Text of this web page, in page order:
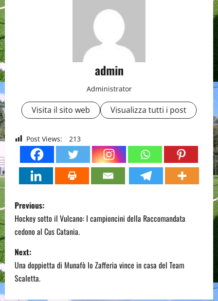
admin
Administrator
Visita il sito web Visualizza tutti i post
Post Views: 213
P
o
s
t
n
Previous:
Hockey sotto il Vulcano: I campioncini della Raccomandata
cedono al Cus Catania.
Next:
Una doppietta di Munafò lo Zafferia vince in casa del Team
Scaletta.